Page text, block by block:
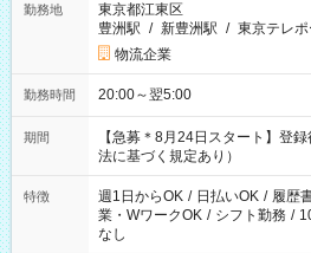
勤務地
東京都江東区
豊洲駅 / 新豊洲駅 / 東京テレ
物流企業
勤務時間 20:00～翌5:00
期間
【急募＊8月24日スタート】登
法に基づく規定あり）
特徴 週1日からOK / 日払いOK / 履歴
業・WワークOK / シフト勤務 /
なし